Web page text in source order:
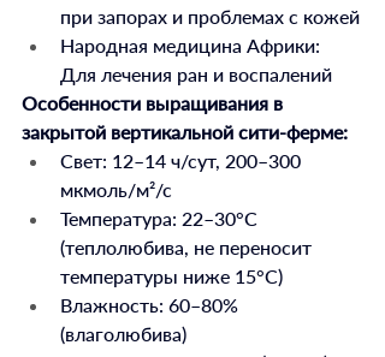
при запорах и проблемах с кожей
Народная медицина Африки:
Для лечения ран и воспалений
Особенности выращивания в
закрытой вертикальной сити-ферме:
Свет: 12–14 ч/сут, 200–300
мкмоль/м²/с
Температура: 22–30°С
(теплолюбива, не переносит
температуры ниже 15°С)
Влажность: 60–80%
(влаголюбива)